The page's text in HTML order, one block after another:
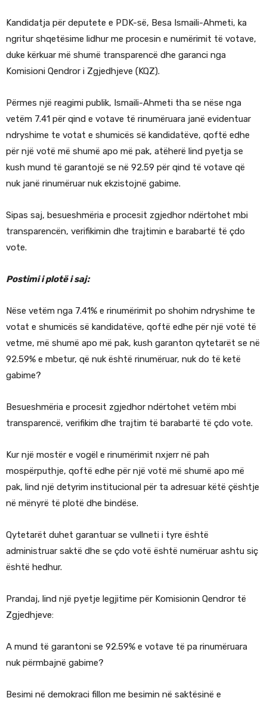
Kandidatja për deputete e PDK-së, Besa Ismaili-Ahmeti, ka
ngritur shqetësime lidhur me procesin e numërimit të votave,
duke kërkuar më shumë transparencë dhe garanci nga
Komisioni Qendror i Zgjedhjeve (KQZ).
Përmes një reagimi publik, Ismaili-Ahmeti tha se nëse nga
vetëm 7.41 për qind e votave të rinumëruara janë evidentuar
ndryshime te votat e shumicës së kandidatëve, qoftë edhe
për një votë më shumë apo më pak, atëherë lind pyetja se
kush mund të garantojë se në 92.59 për qind të votave që
nuk janë rinumëruar nuk ekzistojnë gabime.
Sipas saj, besueshmëria e procesit zgjedhor ndërtohet mbi
transparencën, verifikimin dhe trajtimin e barabartë të çdo
vote.
Postimi i plotë i saj:
Nëse vetëm nga 7.41% e rinumërimit po shohim ndryshime te
votat e shumicës së kandidatëve, qoftë edhe për një votë të
vetme, më shumë apo më pak, kush garanton qytetarët se në
92.59% e mbetur, që nuk është rinumëruar, nuk do të ketë
gabime?
Besueshmëria e procesit zgjedhor ndërtohet vetëm mbi
transparencë, verifikim dhe trajtim të barabartë të çdo vote.
Kur një mostër e vogël e rinumërimit nxjerr në pah
mospërputhje, qoftë edhe për një votë më shumë apo më
pak, lind një detyrim institucional për ta adresuar këtë çështje
në mënyrë të plotë dhe bindëse.
Qytetarët duhet garantuar se vullneti i tyre është
administruar saktë dhe se çdo votë është numëruar ashtu siç
është hedhur.
Prandaj, lind një pyetje legjitime për Komisionin Qendror të
Zgjedhjeve:
A mund të garantoni se 92.59% e votave të pa rinumëruara
nuk përmbajnë gabime?
Besimi në demokraci fillon me besimin në saktësinë e